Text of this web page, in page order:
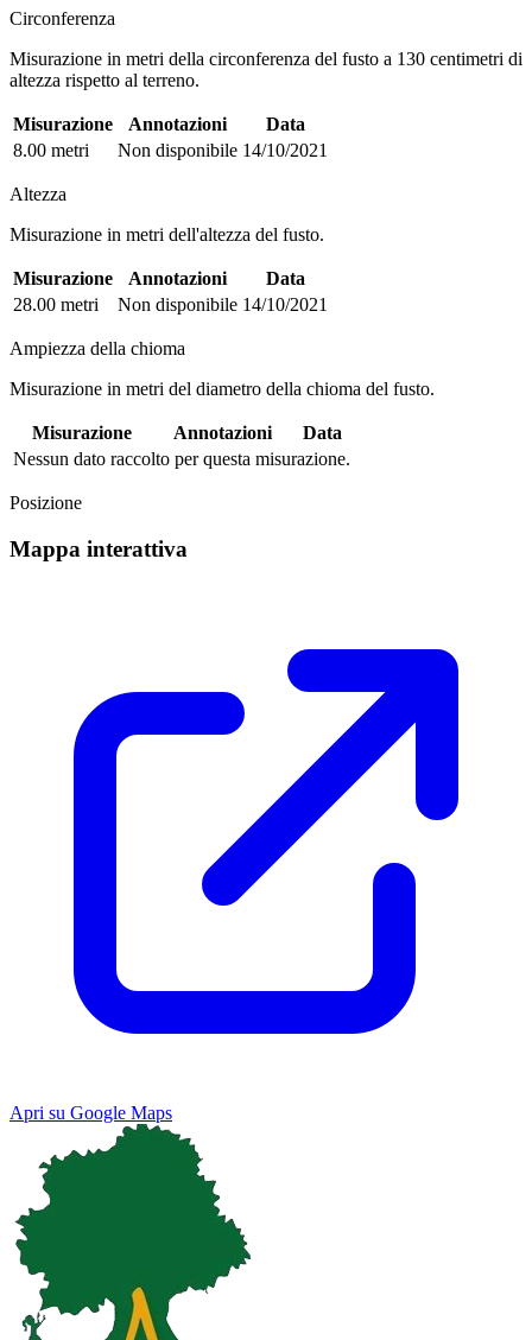
Circonferenza
Misurazione in metri della circonferenza del fusto a 130 centimetri di
altezza rispetto al terreno.
Misurazione Annotazioni
Data
8.00 metri
Non disponibile 14/10/2021
Altezza
Misurazione in metri dell'altezza del fusto.
Misurazione Annotazioni
Data
28.00 metri
Non disponibile 14/10/2021
Ampiezza della chioma
Misurazione in metri del diametro della chioma del fusto.
Misurazione Annotazioni
Data
Nessun dato raccolto per questa misurazione.
Posizione
Mappa interattiva
Apri su Google Maps
Map Satellite
Keyboard shortcuts